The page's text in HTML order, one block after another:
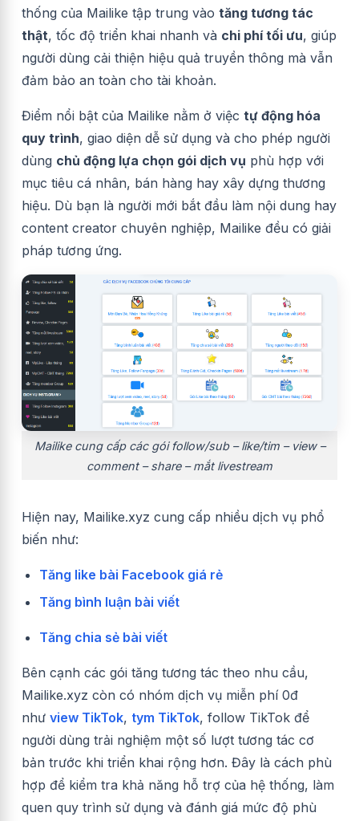
thống của Mailike tập trung vào tăng tương tác
thật, tốc độ triển khai nhanh và chi phí tối ưu, giúp
người dùng cải thiện hiệu quả truyền thông mà vẫn
đảm bảo an toàn cho tài khoản.
Điểm nổi bật của Mailike nằm ở việc tự động hóa
quy trình, giao diện dễ sử dụng và cho phép người
dùng chủ động lựa chọn gói dịch vụ phù hợp với
mục tiêu cá nhân, bán hàng hay xây dựng thương
hiệu. Dù bạn là người mới bắt đầu làm nội dung hay
content creator chuyên nghiệp, Mailike đều có giải
pháp tương ứng.
Mailike cung cấp các gói follow/sub – like/tim – view –
comment – share – mắt livestream
Hiện nay, Mailike.xyz cung cấp nhiều dịch vụ phổ
biến như:
Tăng like bài Facebook giá rẻ
Tăng bình luận bài viết
Tăng chia sẻ bài viết
Bên cạnh các gói tăng tương tác theo nhu cầu,
Mailike.xyz còn có nhóm dịch vụ miễn phí 0đ
như view TikTok, tym TikTok, follow TikTok để
người dùng trải nghiệm một số lượt tương tác cơ
bản trước khi triển khai rộng hơn. Đây là cách phù
hợp để kiểm tra khả năng hỗ trợ của hệ thống, làm
quen quy trình sử dụng và đánh giá mức độ phù